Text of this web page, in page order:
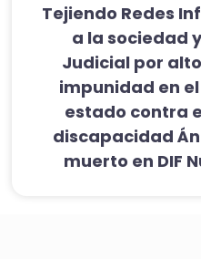
Tejiendo Redes
a la sociedad
Judicial por
impunidad en
estado contra
discapacidad
muerto en DIF